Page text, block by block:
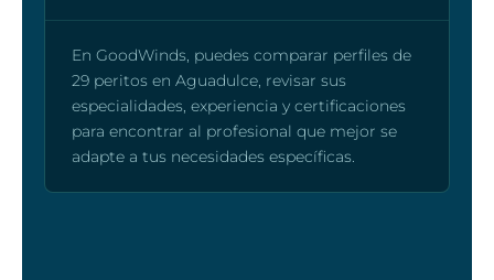
En GoodWinds, puedes comparar perfiles de
29 peritos en Aguadulce, revisar sus
especialidades, experiencia y certificaciones
para encontrar al profesional que mejor se
adapte a tus necesidades específicas.